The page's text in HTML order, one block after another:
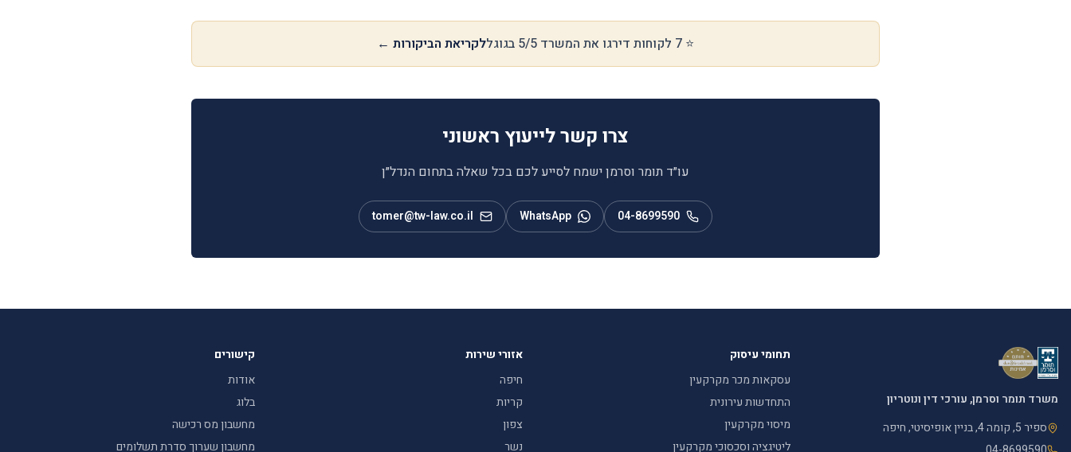
⭐ 7 לקוחות דירגו את המשרד 5/5 בגוגל לקריאת הביקורות ←
צרו קשר לייעוץ ראשוני
עו״ד תומר וסרמן ישמח לסייע לכם בכל שאלה בתחום הנדל״ן
04-8699590
WhatsApp
tomer@tw-law.co.il
משרד תומר וסרמן, עורכי דין ונוטריון
ספיר 5, קומה 4, בניין אופיסיטי, חיפה
תחומי עיסוק
עסקאות מכר מקרקעין
התחדשות עירונית
מיסוי מקרקעין
ליטיגציה וסכסוכי מקרקעין
אזורי שירות
חיפה
קריות
צפון
נשר
קישורים
אודות
בלוג
מחשבון מס רכישה
מחשבון שערוך סדרת תשלומים